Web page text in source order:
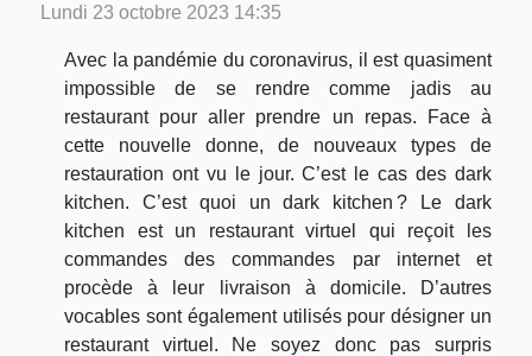
Lundi 23 octobre 2023 14:35
Avec la pandémie du coronavirus, il est quasiment
impossible de se rendre comme jadis au
restaurant pour aller prendre un repas. Face à
cette nouvelle donne, de nouveaux types de
restauration ont vu le jour. C’est le cas des dark
kitchen. C’est quoi un dark kitchen ? Le dark
kitchen est un restaurant virtuel qui reçoit les
commandes des commandes par internet et
procède à leur livraison à domicile. D’autres
vocables sont également utilisés pour désigner un
restaurant virtuel. Ne soyez donc pas surpris